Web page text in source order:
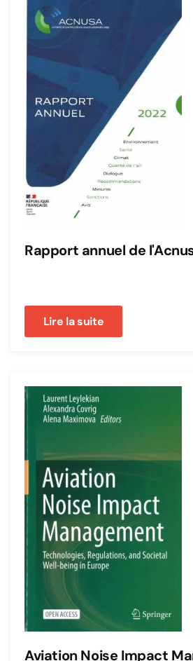
Rapport annuel de
Lire la suite
Aviation Noise Impact